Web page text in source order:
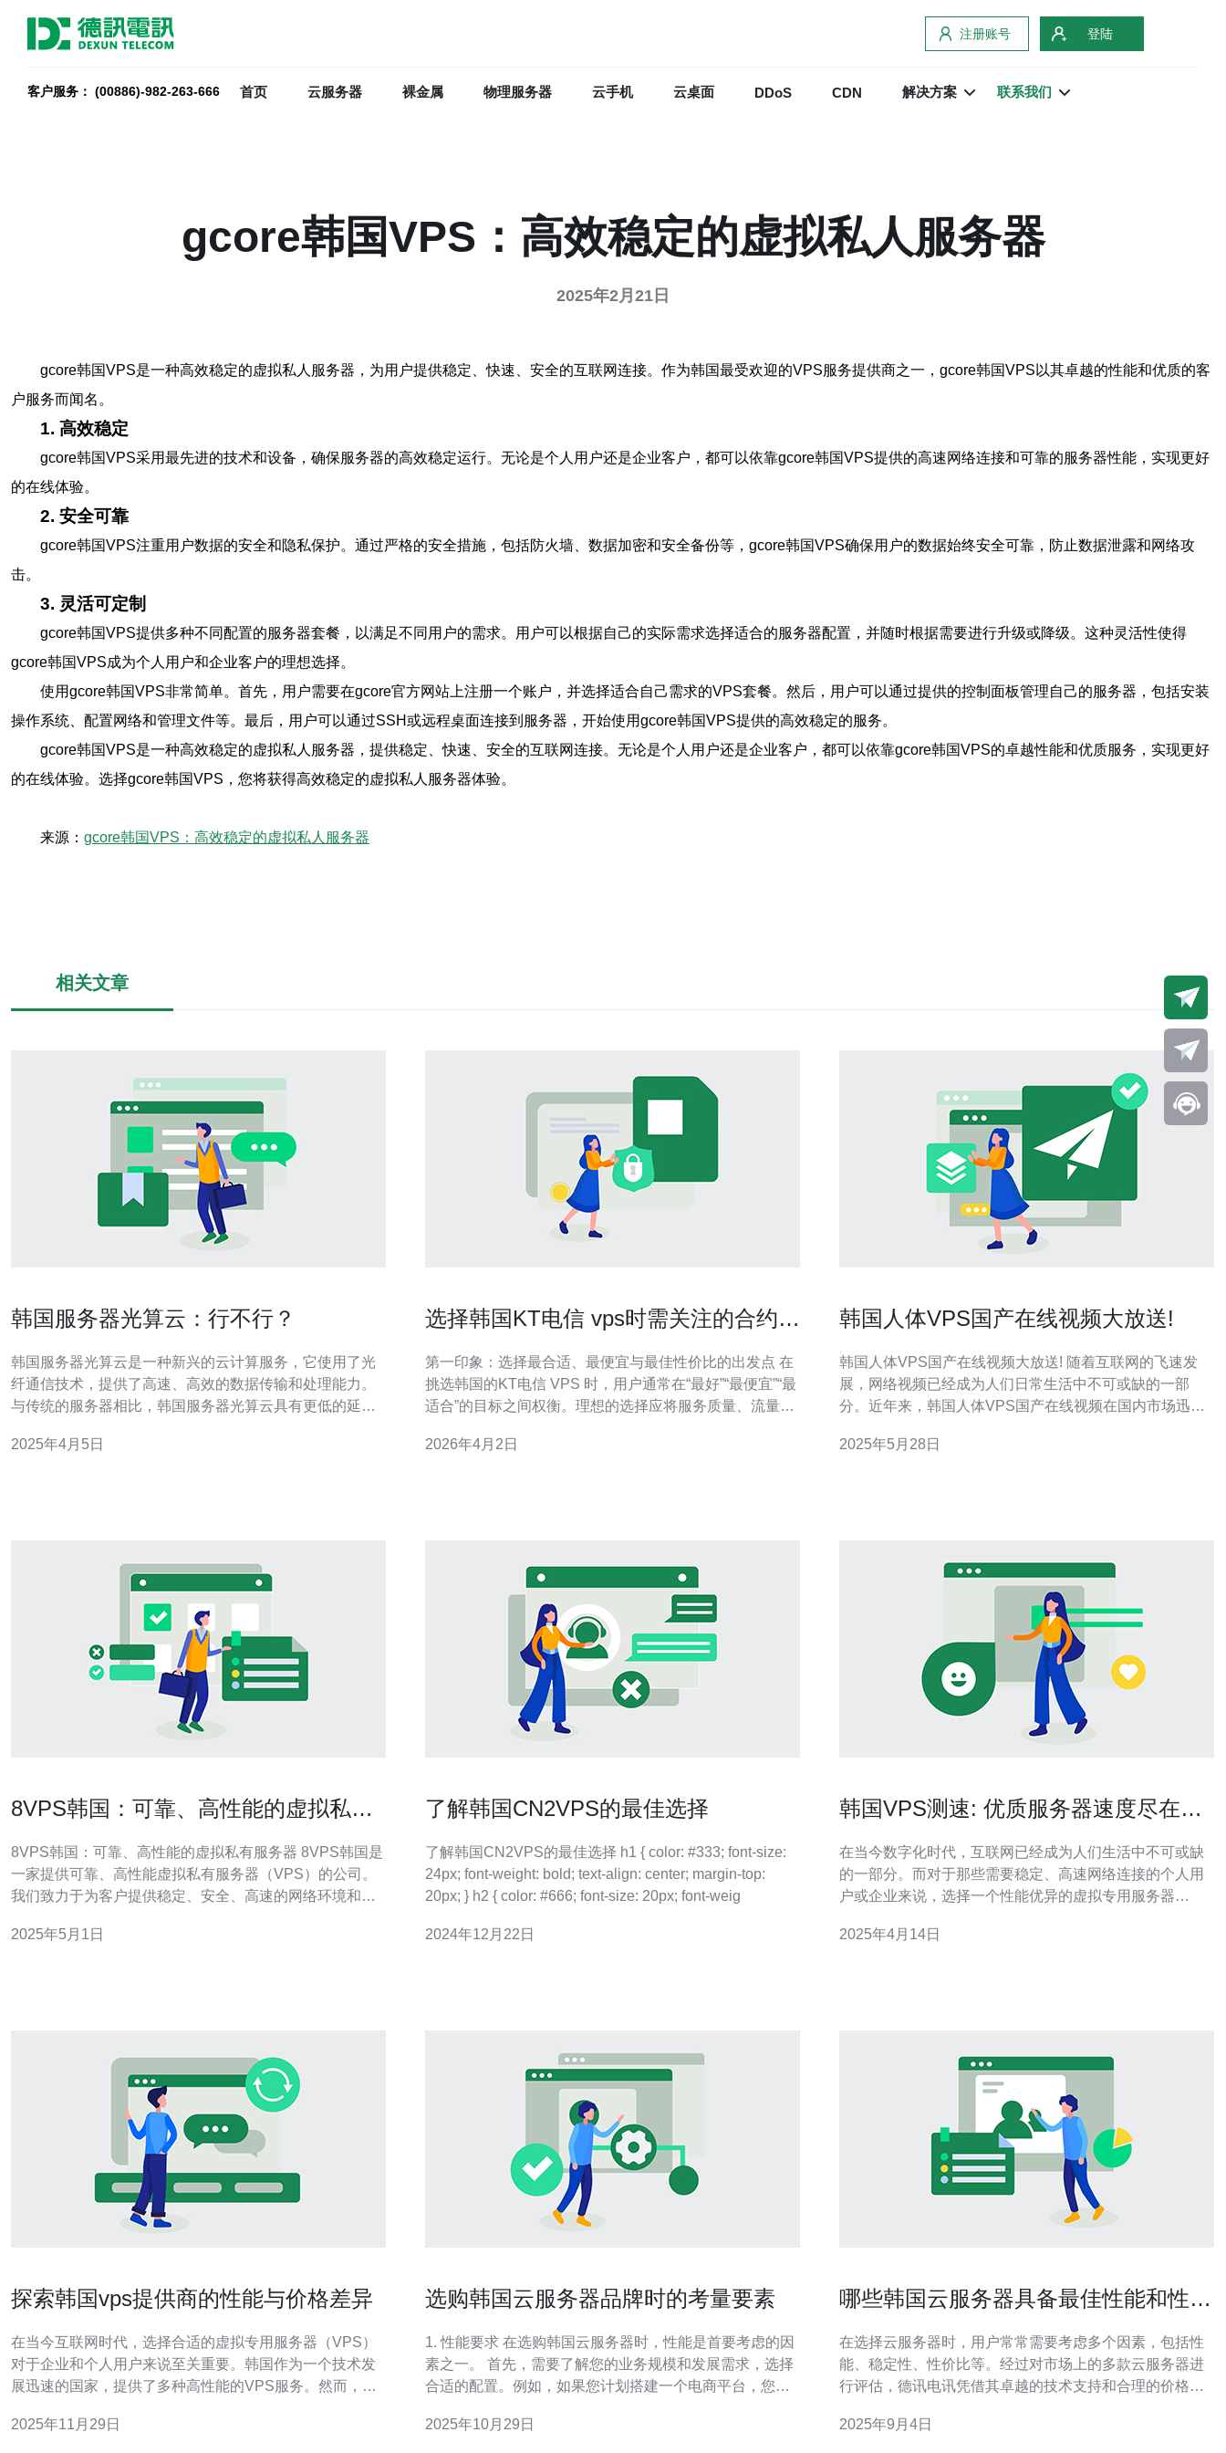
注册账号 登陆
客户服务： (00886)-982-263-666 首页 云服务器 裸金属 物理服务器 云手机 云桌面 DDoS CDN 解决方案 联系我们
gcore韩国VPS：高效稳定的虚拟私人服务器
2025年2月21日
gcore韩国VPS是一种高效稳定的虚拟私人服务器，为用户提供稳定、快速、安全的互联网连接。作为韩国最受欢迎的VPS服务提供商之一，gcore韩国VPS以其卓越的性能和优质的客
户服务而闻名。
1. 高效稳定
gcore韩国VPS采用最先进的技术和设备，确保服务器的高效稳定运行。无论是个人用户还是企业客户，都可以依靠gcore韩国VPS提供的高速网络连接和可靠的服务器性能，实现更好
的在线体验。
2. 安全可靠
gcore韩国VPS注重用户数据的安全和隐私保护。通过严格的安全措施，包括防火墙、数据加密和安全备份等，gcore韩国VPS确保用户的数据始终安全可靠，防止数据泄露和网络攻
击。
3. 灵活可定制
gcore韩国VPS提供多种不同配置的服务器套餐，以满足不同用户的需求。用户可以根据自己的实际需求选择适合的服务器配置，并随时根据需要进行升级或降级。这种灵活性使得
gcore韩国VPS成为个人用户和企业客户的理想选择。
使用gcore韩国VPS非常简单。首先，用户需要在gcore官方网站上注册一个账户，并选择适合自己需求的VPS套餐。然后，用户可以通过提供的控制面板管理自己的服务器，包括安装
操作系统、配置网络和管理文件等。最后，用户可以通过SSH或远程桌面连接到服务器，开始使用gcore韩国VPS提供的高效稳定的服务。
gcore韩国VPS是一种高效稳定的虚拟私人服务器，提供稳定、快速、安全的互联网连接。无论是个人用户还是企业客户，都可以依靠gcore韩国VPS的卓越性能和优质服务，实现更好
的在线体验。选择gcore韩国VPS，您将获得高效稳定的虚拟私人服务器体验。
来源： gcore韩国VPS：高效稳定的虚拟私人服务器
相关文章
韩国服务器光算云：行不行？
韩国服务器光算云是一种新兴的云计算服务，它使用了光
纤通信技术，提供了高速、高效的数据传输和处理能力。
与传统的服务器相比，韩国服务器光算云具有更低的延迟
1. 高速传输 韩国服务器光算云利用光纤通信技术，可以实
2025年4月5日
选择韩国KT电信 vps时需关注的合约条
第一印象：选择最合适、最便宜与最佳性价比的出发点 在
挑选韩国的KT电信 VPS 时，用户通常在“最好”“最便宜”“最
适合”的目标之间权衡。理想的选择应将服务质量、流量计
最低月费若伴随高额超流量罚款或绑定长合同期，实际成
2026年4月2日
韩国人体VPS国产在线视频大放送!
韩国人体VPS国产在线视频大放送! 随着互联网的飞速发
展，网络视频已经成为人们日常生活中不可或缺的一部
分。近年来，韩国人体VPS国产在线视频在国内市场迅速
韩国人体VPS国产在线视频的特点和魅力，让您更加了解
2025年5月28日
8VPS韩国：可靠、高性能的虚拟私有
8VPS韩国：可靠、高性能的虚拟私有服务器 8VPS韩国是
一家提供可靠、高性能虚拟私有服务器（VPS）的公司。
我们致力于为客户提供稳定、安全、高速的网络环境和优
服务器资源，使您的网站或应用程序能够以最佳状态运
2025年5月1日
了解韩国CN2VPS的最佳选择
了解韩国CN2VPS的最佳选择 h1 { color: #333; font-size:
24px; font-weight: bold; text-align: center; margin-top:
20px; } h2 { color: #666; font-size: 20px; font-weig
2024年12月22日
韩国VPS测速: 优质服务器速度尽在你
在当今数字化时代，互联网已经成为人们生活中不可或缺
的一部分。而对于那些需要稳定、高速网络连接的个人用
户或企业来说，选择一个性能优异的虚拟专用服务器
科技发展国家，其网络基础设施和速度一直是亚洲最好之
2025年4月14日
探索韩国vps提供商的性能与价格差异
在当今互联网时代，选择合适的虚拟专用服务器（VPS）
对于企业和个人用户来说至关重要。韩国作为一个技术发
展迅速的国家，提供了多种高性能的VPS服务。然而，服
将详细分析这些差异，帮助用户做出明智的选择。 韩国
2025年11月29日
选购韩国云服务器品牌时的考量要素
1. 性能要求 在选购韩国云服务器时，性能是首要考虑的因
素之一。 首先，需要了解您的业务规模和发展需求，选择
合适的配置。例如，如果您计划搭建一个电商平台，您可
提供商的性能指标，如CPU核心数、内存大小和硬盘类
2025年10月29日
哪些韩国云服务器具备最佳性能和性价
在选择云服务器时，用户常常需要考虑多个因素，包括性
能、稳定性、性价比等。经过对市场上的多款云服务器进
行评估，德讯电讯凭借其卓越的技术支持和合理的价格，
能与性价比，并推荐德讯电讯作为优质选项。 云服务器的
2025年9月4日